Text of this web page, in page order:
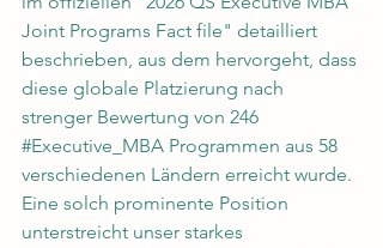
Joint Programs Fact file" detailliert
beschrieben, aus dem hervorgeht, dass
diese globale Platzierung nach
strenger Bewertung von 246
#Executive_MBA Programmen aus 58
verschiedenen Ländern erreicht wurde.
Eine solch prominente Position
unterstreicht unser starkes